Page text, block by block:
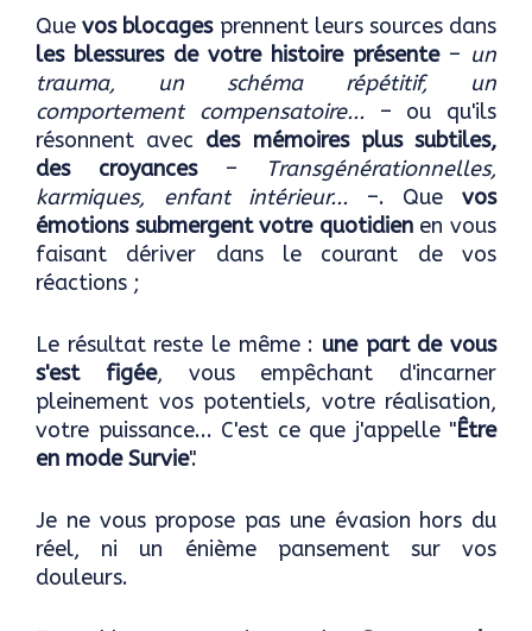
Quevos blocagesprennent leurs sources dans
les blessures de votre histoire présente– un
trauma, un schéma répétitif, un
comportement compensatoire...– ou qu'ils
résonnent avec des mémoires plus subtiles,
des croyances–
Transgénérationnelles,
karmiques, enfant intérieur... –. Quevos
émotions submergent votre quotidienen vous
faisant dériver dans le courant de vos
réactions ;
Le résultat reste le même : une part de vous
s'est figée, vous empêchant d'incarner
pleinement vos potentiels, votre réalisation,
votre puissance... C'est ce que j'appelle "Être
en mode Survie".
Je ne vous propose pas une évasion hors du
réel, ni un énième pansement sur vos
douleurs.